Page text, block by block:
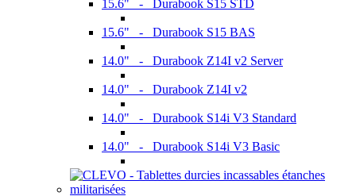
15.6" - Durabook S15 STD
15.6" - Durabook S15 BAS
14.0" - Durabook Z14I v2 Server
14.0" - Durabook Z14I v2
14.0" - Durabook S14i V3 Standard
14.0" - Durabook S14i V3 Basic